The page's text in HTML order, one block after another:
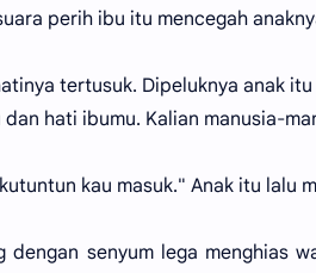
perih ibu itu mencegah
tertusuk. Dipeluknya anak
hati ibumu. Kalian manusia-
kau masuk." Anak itu lalu
dengan senyum lega menghias